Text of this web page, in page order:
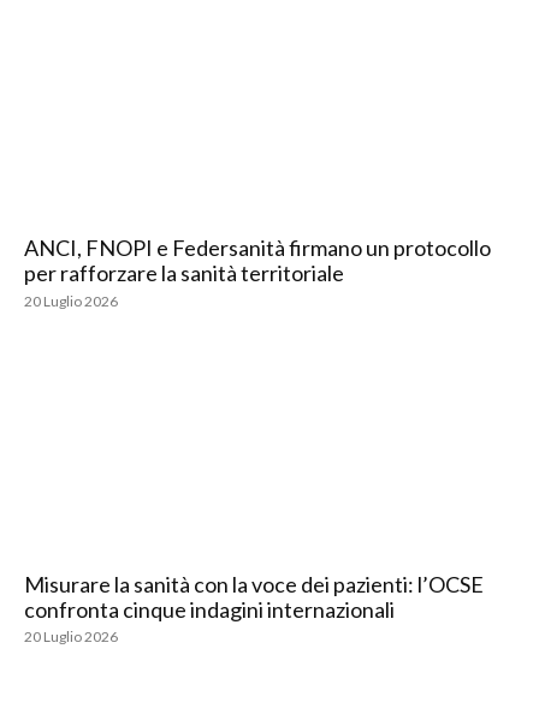
ANCI, FNOPI e Federsanità firmano un protocollo
per rafforzare la sanità territoriale
20 Luglio 2026
Misurare la sanità con la voce dei pazienti: l’OCSE
confronta cinque indagini internazionali
20 Luglio 2026